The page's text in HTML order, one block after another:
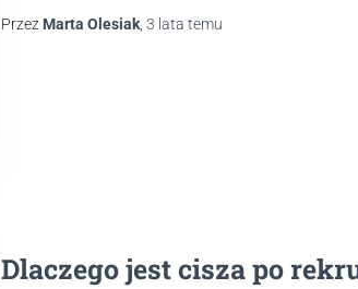
Przez Marta Olesiak, 3 lata temu
Dlaczego jest cisza po